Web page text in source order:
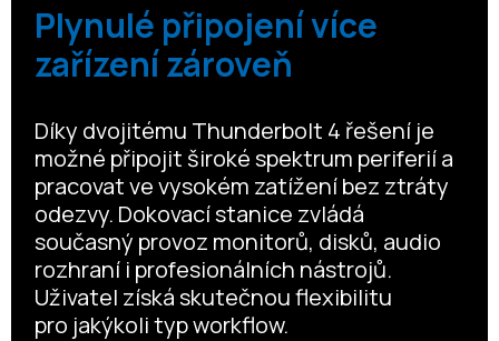
Plynulé připojení více
zařízení zároveň
Díky dvojitému Thunderbolt 4 řešení je
možné připojit široké spektrum periferií a
pracovat ve vysokém zatížení bez ztráty
odezvy. Dokovací stanice zvládá
současný provoz monitorů, disků, audio
rozhraní i profesionálních nástrojů.
Uživatel získá skutečnou flexibilitu
pro jakýkoli typ workflow.